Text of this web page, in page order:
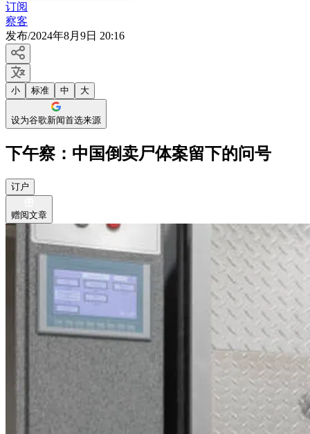
订阅
察客
发布/2024年8月9日 20:16
小 标准 中 大
设为谷歌新闻首选来源
下午察：中国倒卖尸体案留下的问号
订户
赠阅文章